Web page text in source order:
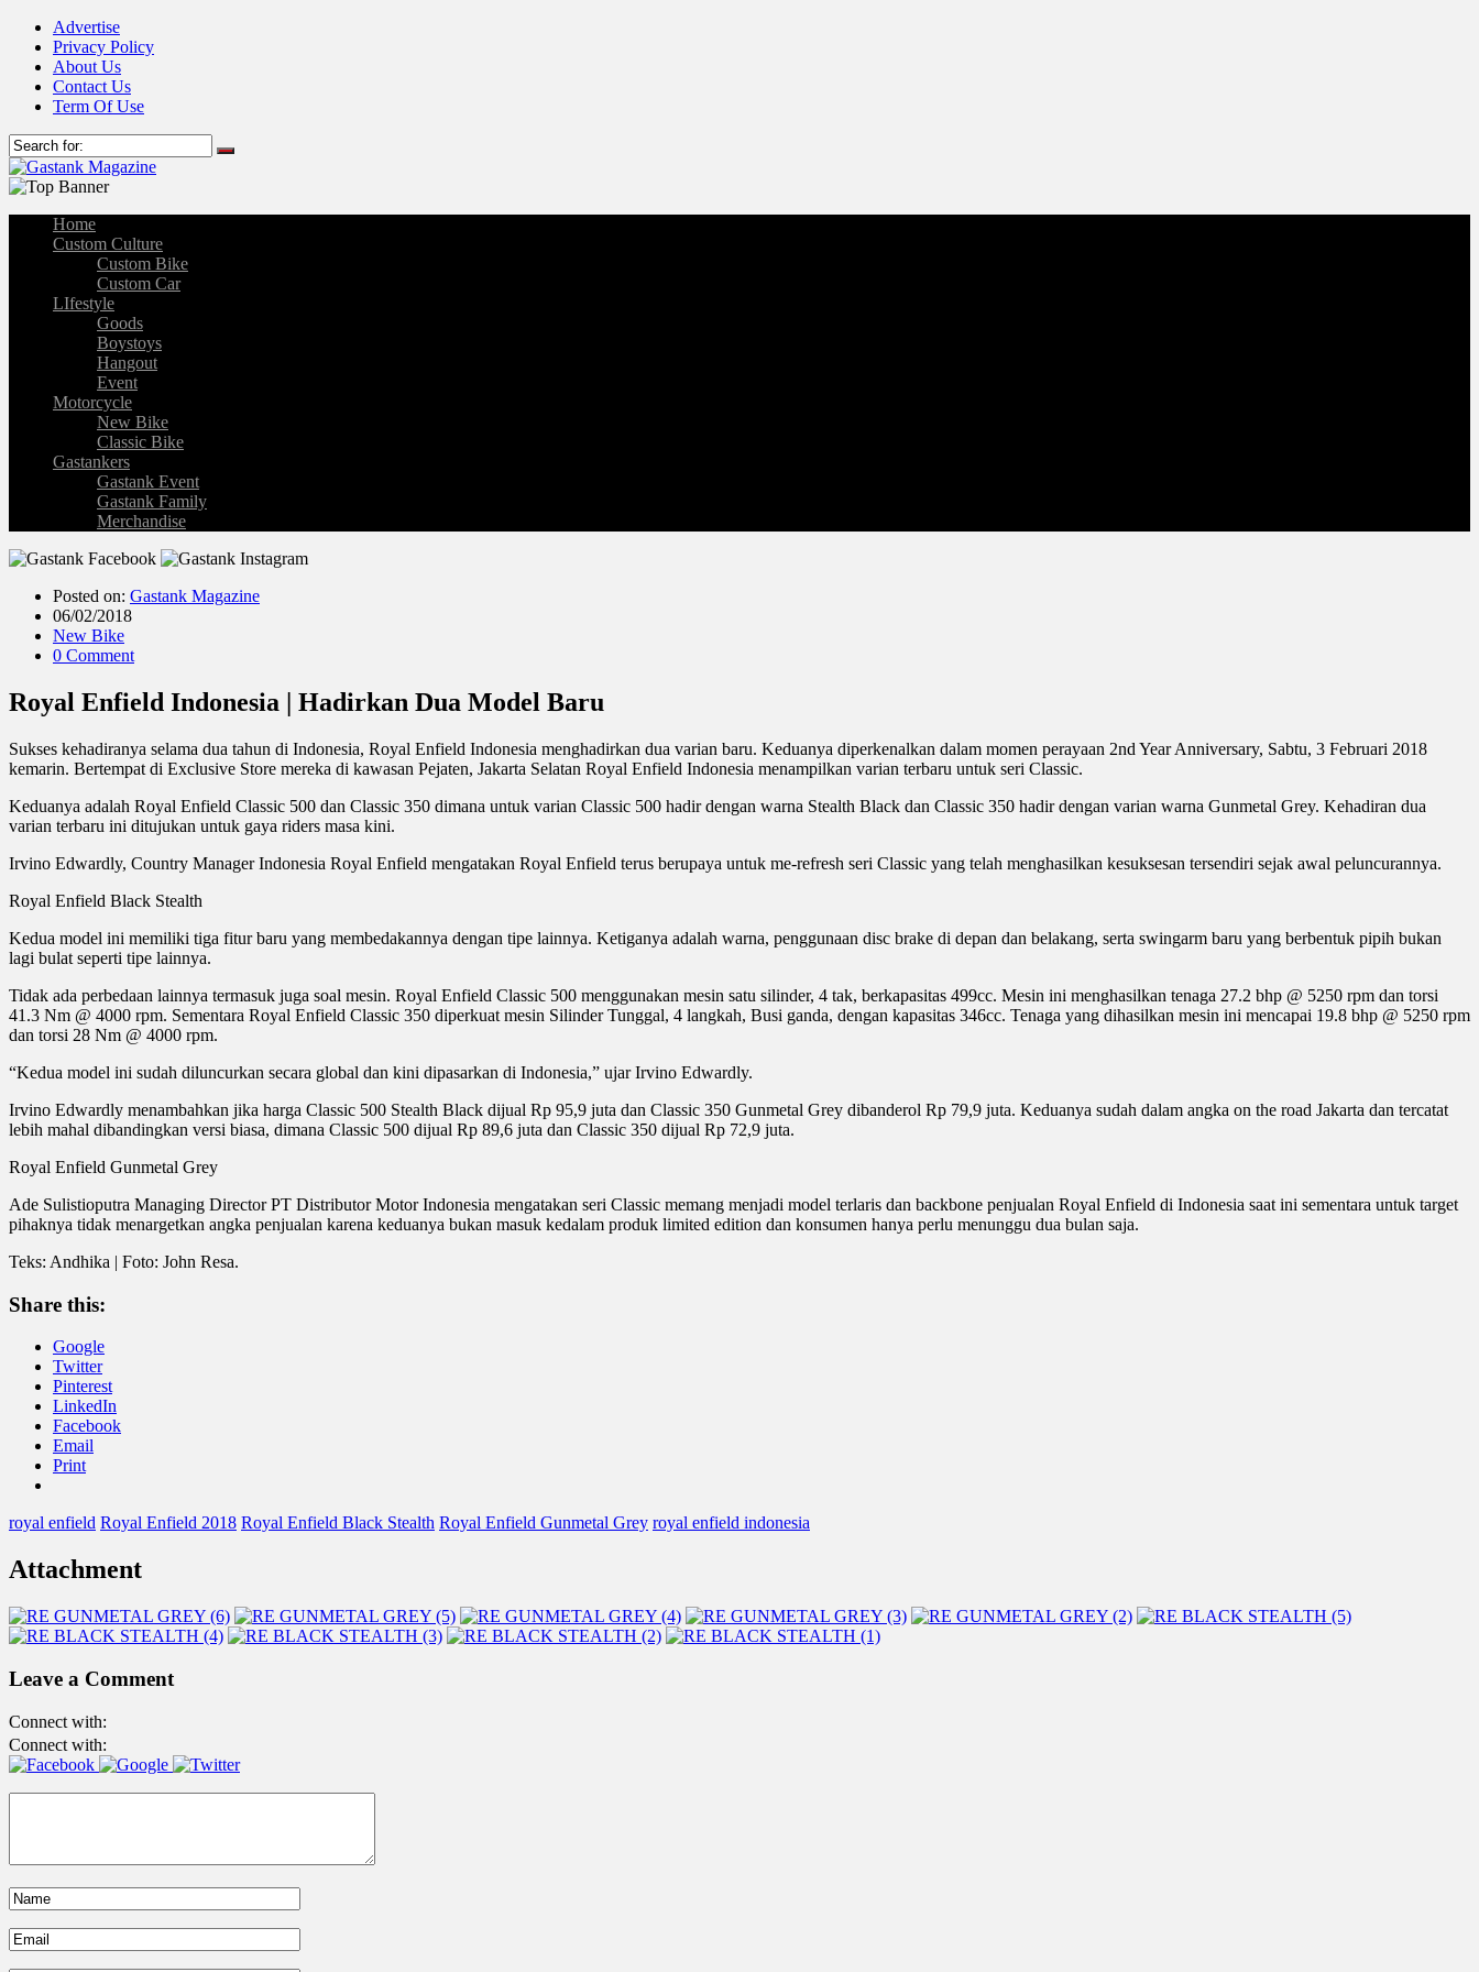
Advertise
Privacy Policy
About Us
Contact Us
Term Of Use
Home
Custom Culture
Custom Bike
Custom Car
LIfestyle
Goods
Boystoys
Hangout
Event
Motorcycle
New Bike
Classic Bike
Gastankers
Gastank Event
Gastank Family
Merchandise
Posted on: Gastank Magazine
06/02/2018
New Bike
0 Comment
Royal Enfield Indonesia | Hadirkan Dua Model Baru
Sukses kehadiranya selama dua tahun di Indonesia, Royal Enfield Indonesia menghadirkan dua varian baru. Keduanya diperkenalkan dalam momen perayaan 2nd Year Anniversary, Sabtu, 3 Februari 2018
kemarin. Bertempat di Exclusive Store mereka di kawasan Pejaten, Jakarta Selatan Royal Enfield Indonesia menampilkan varian terbaru untuk seri Classic.
Keduanya adalah Royal Enfield Classic 500 dan Classic 350 dimana untuk varian Classic 500 hadir dengan warna Stealth Black dan Classic 350 hadir dengan varian warna Gunmetal Grey. Kehadiran dua
varian terbaru ini ditujukan untuk gaya riders masa kini.
Irvino Edwardly, Country Manager Indonesia Royal Enfield mengatakan Royal Enfield terus berupaya untuk me-refresh seri Classic yang telah menghasilkan kesuksesan tersendiri sejak awal peluncurannya.
Royal Enfield Black Stealth
Kedua model ini memiliki tiga fitur baru yang membedakannya dengan tipe lainnya. Ketiganya adalah warna, penggunaan disc brake di depan dan belakang, serta swingarm baru yang berbentuk pipih bukan
lagi bulat seperti tipe lainnya.
Tidak ada perbedaan lainnya termasuk juga soal mesin. Royal Enfield Classic 500 menggunakan mesin satu silinder, 4 tak, berkapasitas 499cc. Mesin ini menghasilkan tenaga 27.2 bhp @ 5250 rpm dan torsi
41.3 Nm @ 4000 rpm. Sementara Royal Enfield Classic 350 diperkuat mesin Silinder Tunggal, 4 langkah, Busi ganda, dengan kapasitas 346cc. Tenaga yang dihasilkan mesin ini mencapai 19.8 bhp @ 5250 rpm
dan torsi 28 Nm @ 4000 rpm.
“Kedua model ini sudah diluncurkan secara global dan kini dipasarkan di Indonesia,” ujar Irvino Edwardly.
Irvino Edwardly menambahkan jika harga Classic 500 Stealth Black dijual Rp 95,9 juta dan Classic 350 Gunmetal Grey dibanderol Rp 79,9 juta. Keduanya sudah dalam angka on the road Jakarta dan tercatat
lebih mahal dibandingkan versi biasa, dimana Classic 500 dijual Rp 89,6 juta dan Classic 350 dijual Rp 72,9 juta.
Royal Enfield Gunmetal Grey
Ade Sulistioputra Managing Director PT Distributor Motor Indonesia mengatakan seri Classic memang menjadi model terlaris dan backbone penjualan Royal Enfield di Indonesia saat ini sementara untuk target
pihaknya tidak menargetkan angka penjualan karena keduanya bukan masuk kedalam produk limited edition dan konsumen hanya perlu menunggu dua bulan saja.
Teks: Andhika | Foto: John Resa.
Share this:
Google
Twitter
Pinterest
LinkedIn
Facebook
Email
Print
royal enfield Royal Enfield 2018 Royal Enfield Black Stealth Royal Enfield Gunmetal Grey royal enfield indonesia
Attachment
Leave a Comment
Connect with:
Connect with: